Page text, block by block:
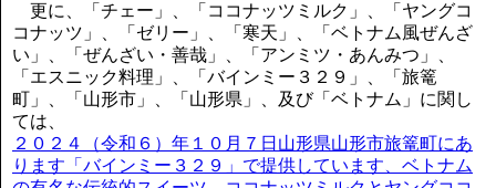
更に、「チェー」、「ココナッツミルク」、「ヤングコ
コナッツ」、「ゼリー」、「寒天」、「ベトナム風ぜんざ
い」、「ぜんざい・善哉」、「アンミツ・あんみつ」、
「エスニック料理」、「バインミー３２９」、「旅篭
町」、「山形市」、「山形県」、及び「ベトナム」に関し
ては、
２０２４（令和６）年１０月７日山形県山形市旅篭町にあ
ります「バインミー３２９」で提供しています、ベトナム